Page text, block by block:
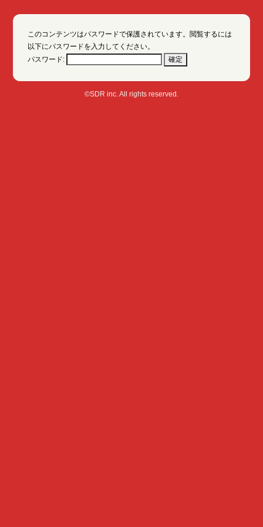
このコンテンツはパスワードで保護されています。閲覧するには
以下にパスワードを入力してください。
パスワード:
©SDR inc. All rights reserved.